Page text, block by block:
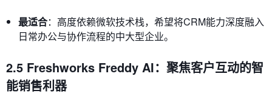
最适合：高度依赖微软技术栈，希望将CRM能力深度融入
日常办公与协作流程的中大型企业。
2.5 Freshworks Freddy AI：聚焦客户互动的智
能销售利器